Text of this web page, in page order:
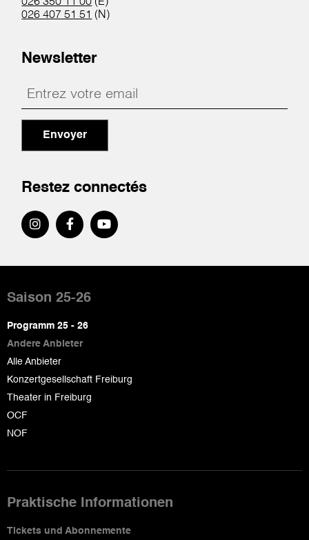
026 407 51 51 (N)
Newsletter
Envoyer
Restez connectés
de
page
Saison 25-26
Programm 25 - 26
Andere Anbieter
Alle Anbieter
Konzertgesellschaft Freiburg
Theater in Freiburg
OCF
NOF
Praktische Informationen
Tickets und Abonnemente